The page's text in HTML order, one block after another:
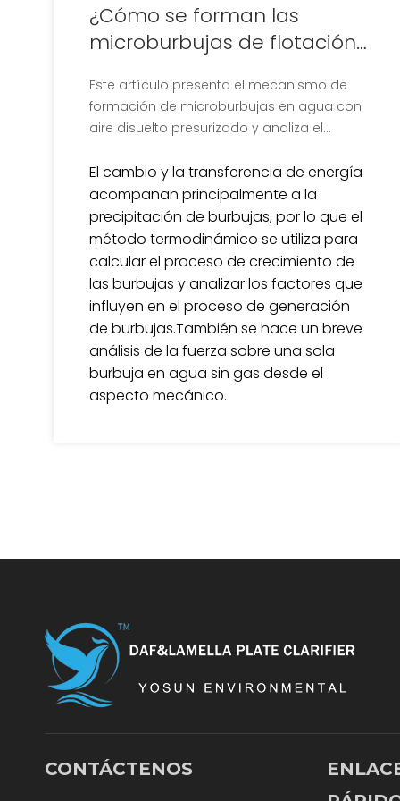
¿Cómo se forman las
microburbujas de flotación
Este artículo presenta el mecanismo de
formación de microburbujas en agua con
aire disuelto presurizado y analiza el
moléculas de gas hasta microburbujas
estables desde una perspectiva
microscópica.
El cambio y la transferencia de energía
acompañan principalmente a la
precipitación de burbujas, por lo que el
método termodinámico se utiliza para
calcular el proceso de crecimiento de
las burbujas y analizar los factores que
influyen en el proceso de generación
de burbujas.También se hace un breve
análisis de la fuerza sobre una sola
burbuja en agua sin gas desde el
aspecto mecánico.
CONTÁCTENOS